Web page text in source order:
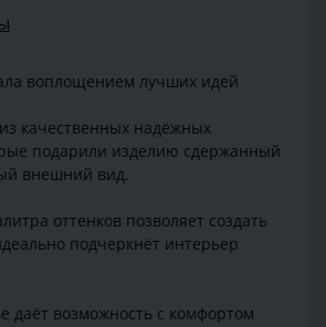
воплощением лучших идей
качественных надёжных
подарили изделию сдержанный
внешний вид.
оттенков позволяет создать
подчеркнёт интерьер
даёт возможность с комфортом